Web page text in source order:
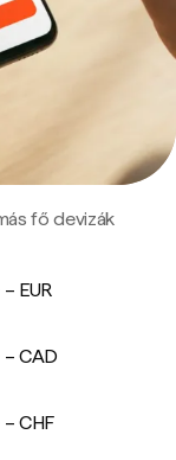
fő devizák
EUR
– CAD
CHF